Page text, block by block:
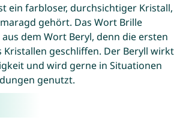
ein farbloser, durchsichtiger Kristall,
gehört. Das Wort Brille
dem Wort Beryl, denn die ersten
Kristallen geschliffen. Der Beryll wirkt
und wird gerne in Situationen
genutzt.